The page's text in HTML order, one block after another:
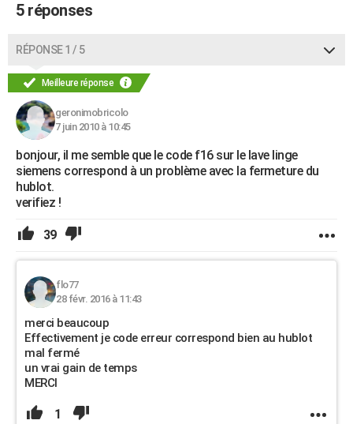
Carte de Noël
Carte Bonne année
Carte Saint-Valentin
Carte Pâques
Carte d'anniversaire
DICTIONNAIRE
Dictionnaire
Biographies
Citations
Expressions
Proverbes
PROGRAMME TV
COPAINS D'AVANT
S'inscrire
Se connecter
Lycées
Collèges
Primaires
Universités
Entreprises
Service militaire
Avis de recherche
AVIS DE DÉCÈS
FORUM
Bricolage
Lifestyle
Culture
Sport
Auto
Television
Voyage
Cinema
5 réponses
RÉPONSE 1 / 5
Meilleure réponse
geronimobricolo
7 juin 2010 à 10:45
bonjour, il me semble que le code f16 sur le lave linge
siemens correspond à un problème avec la fermeture du
hublot.
verifiez !
39
flo77
28 févr. 2016 à 11:43
merci beaucoup
Effectivement je code erreur correspond bien au hublot
mal fermé
un vrai gain de temps
MERCI
1